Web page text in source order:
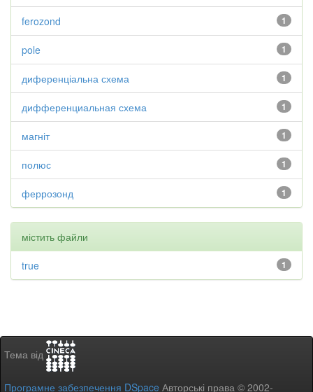
1
ferozond
1
pole
1
диференціальна схема
1
дифференциальная схема
1
магніт
1
полюс
1
феррозонд
містить файли
1
true
Тема від
Програмне забезпечення DSpace Авторські права © 2002-